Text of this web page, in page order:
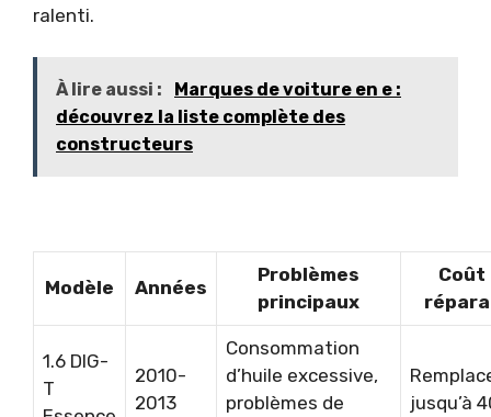
ralenti.
À lire aussi :
Marques de voiture en e :
découvrez la liste complète des
constructeurs
Modèle Années
Problèmes
principaux
Coût
1.6 DIG-
T
2010-
2013
Consommation
d’huile excessive,
problèmes de
jusqu’à